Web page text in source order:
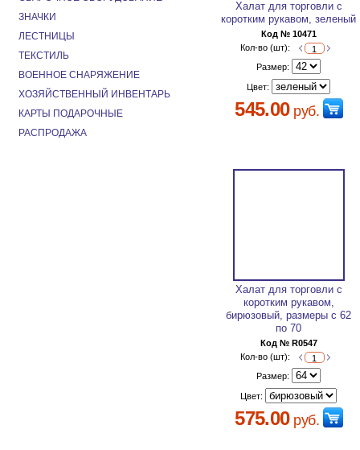
Халат для торговли с
коротким рукавом, зеленый
Код № 10471
Кол-во (шт):
Размер:
Цвет:
545.00руб.
Халат для торговли с
коротким рукавом,
бирюзовый, размеры с 62
по 70
Код № R0547
Кол-во (шт):
Размер:
Цвет:
575.00руб.
ЗНАЧКИ
ЛЕСТНИЦЫ
ТЕКСТИЛЬ
ВОЕННОЕ СНАРЯЖЕНИЕ
ХОЗЯЙСТВЕННЫЙ ИНВЕНТАРЬ
КАРТЫ ПОДАРОЧНЫЕ
РАСПРОДАЖА